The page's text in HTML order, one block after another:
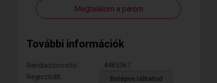
Megtalálom a párom
További információk
Randiazonosító:
4485367
Regisztrált:
Belépve láthatod